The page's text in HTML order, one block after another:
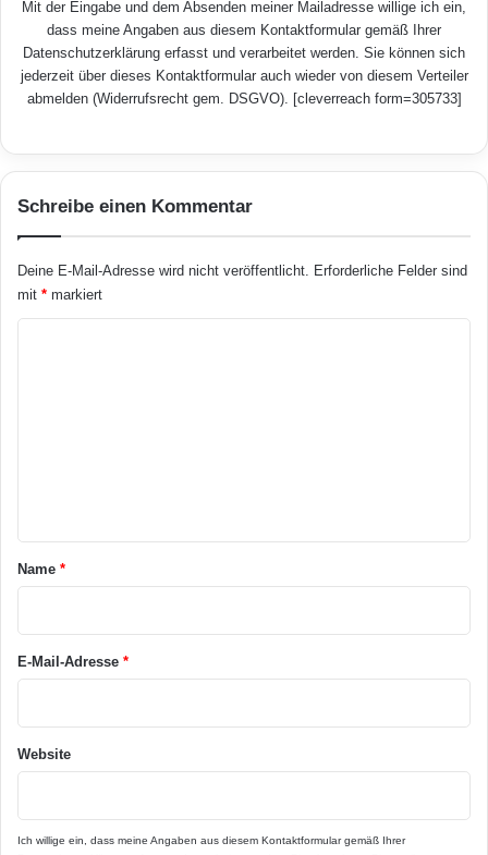
Mit der Eingabe und dem Absenden meiner Mailadresse willige ich ein,
dass meine Angaben aus diesem Kontaktformular gemäß Ihrer
Datenschutzerklärung erfasst und verarbeitet werden. Sie können sich
jederzeit über dieses Kontaktformular auch wieder von diesem Verteiler
abmelden (Widerrufsrecht gem. DSGVO). [cleverreach form=305733]
Schreibe einen Kommentar
Deine E-Mail-Adresse wird nicht veröffentlicht. Erforderliche Felder sind
mit * markiert
a
r
Name *
E-Mail-Adresse *
Website
Ich willige ein, dass meine Angaben aus diesem Kontaktformular gemäß Ihrer